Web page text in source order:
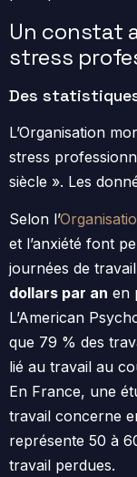
Un constat
stress
Des
L’Organisation
stress
siècle ». Les
Selon l’
et l’anxiété font
journées de
dollars par an en
L’American
que 79 % des
lié au travail au
En France, une
travail concerne
représente 50 à
travail perdues.